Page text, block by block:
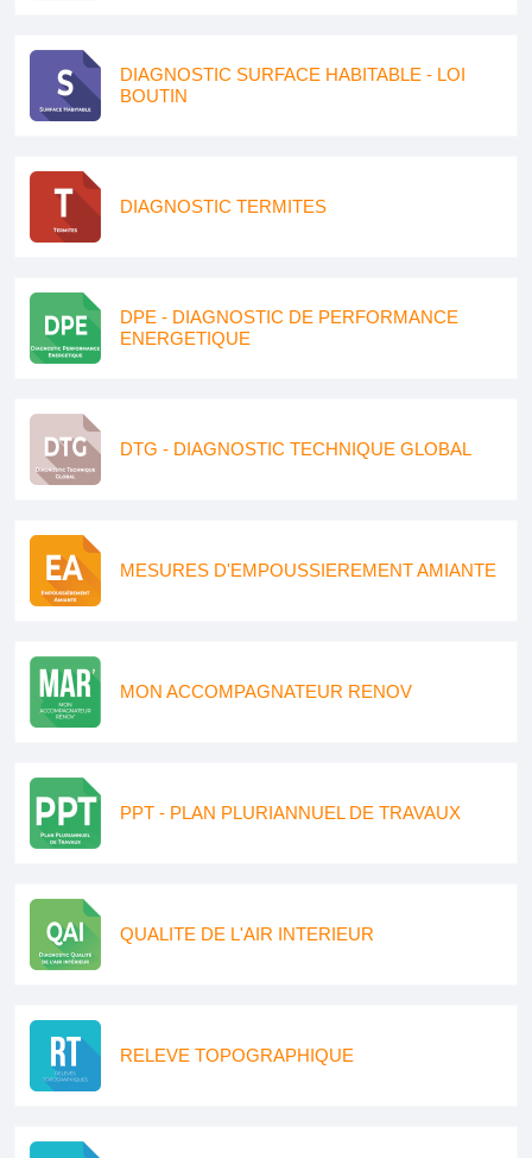
DIAGNOSTIC SURFACE HABITABLE - LOI
BOUTIN
DIAGNOSTIC TERMITES
DPE - DIAGNOSTIC DE PERFORMANCE
ENERGETIQUE
DTG - DIAGNOSTIC TECHNIQUE GLOBAL
MESURES D'EMPOUSSIEREMENT AMIANTE
MON ACCOMPAGNATEUR RENOV
PPT - PLAN PLURIANNUEL DE TRAVAUX
QUALITE DE L'AIR INTERIEUR
RELEVE TOPOGRAPHIQUE